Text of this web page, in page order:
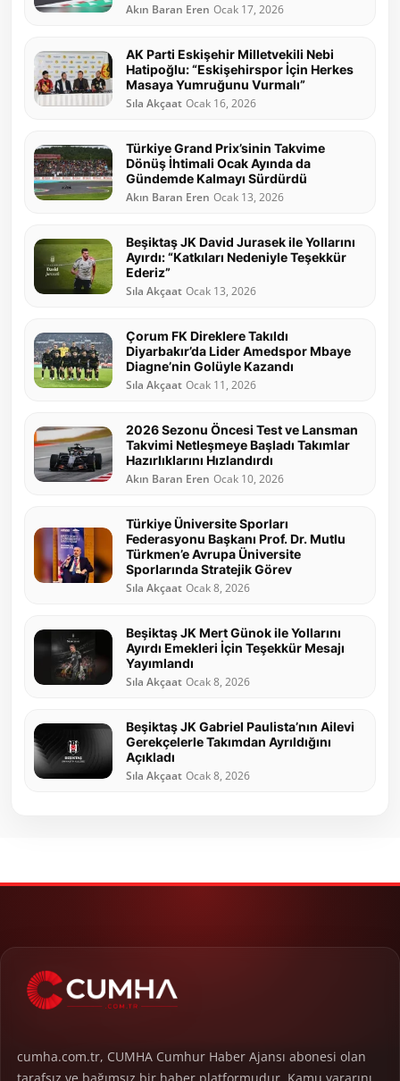
Akın Baran Eren Ocak 17, 2026
AK Parti Eskişehir Milletvekili Nebi
Hatipoğlu: “Eskişehirspor İçin Herkes
Masaya Yumruğunu Vurmalı”
Sıla Akçaat Ocak 16, 2026
Türkiye Grand Prix’sinin Takvime
Dönüş İhtimali Ocak Ayında da
Gündemde Kalmayı Sürdürdü
Akın Baran Eren Ocak 13, 2026
Beşiktaş JK David Jurasek ile Yollarını
Ayırdı: “Katkıları Nedeniyle Teşekkür
Ederiz”
Sıla Akçaat Ocak 13, 2026
Çorum FK Direklere Takıldı
Diyarbakır’da Lider Amedspor Mbaye
Diagne’nin Golüyle Kazandı
Sıla Akçaat Ocak 11, 2026
2026 Sezonu Öncesi Test ve Lansman
Takvimi Netleşmeye Başladı Takımlar
Hazırlıklarını Hızlandırdı
Akın Baran Eren Ocak 10, 2026
Türkiye Üniversite Sporları
Federasyonu Başkanı Prof. Dr. Mutlu
Türkmen’e Avrupa Üniversite
Sporlarında Stratejik Görev
Sıla Akçaat Ocak 8, 2026
Beşiktaş JK Mert Günok ile Yollarını
Ayırdı Emekleri İçin Teşekkür Mesajı
Yayımlandı
Sıla Akçaat Ocak 8, 2026
Beşiktaş JK Gabriel Paulista’nın Ailevi
Gerekçelerle Takımdan Ayrıldığını
Açıkladı
Sıla Akçaat Ocak 8, 2026
cumha.com.tr, CUMHA Cumhur Haber Ajansı abonesi olan